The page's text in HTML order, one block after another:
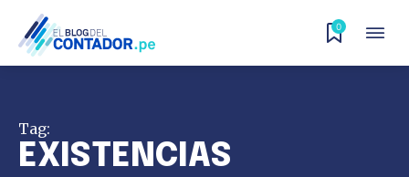
0
Tag:
EXISTENCIAS